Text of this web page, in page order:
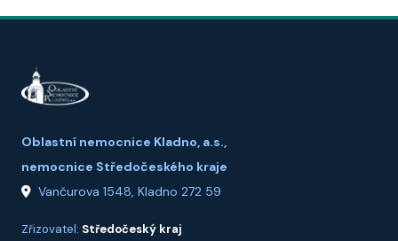
Oblastní nemocnice Kladno, a.s.,
nemocnice Středočeského kraje
Vančurova 1548, Kladno 272 59
Zřizovatel: Středočeský kraj